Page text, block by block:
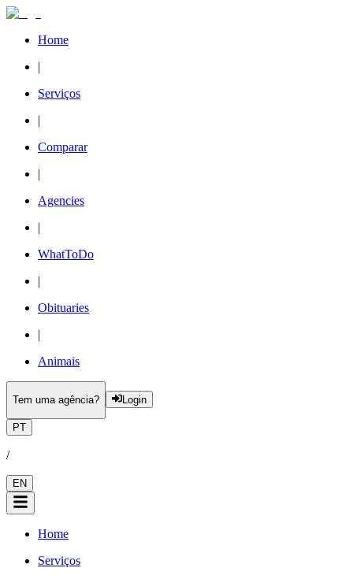
Home
|
Serviços
|
Comparar
|
Agencies
|
WhatToDo
|
Obituaries
|
Animais
Tem uma agência? Login
PT
/
EN
Home
Serviços